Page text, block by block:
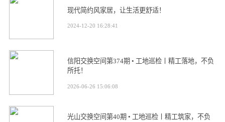
现代简约风家居，让生活更舒适！
2024-12-20 16:28:41
信阳交换空间第374期 • 工地巡检丨精工落地，不负
所托！
2026-06-26 15:06:08
光山交换空间第40期 • 工地巡检丨精工筑家，不负